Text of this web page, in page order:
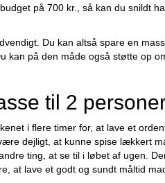
på 700 kr., så kan du snildt
Du kan altså spare en
kan på den måde også støtte op
til 2
i flere timer for, at lave et
dejligt, at kunne spise lækkert
ting, at se til i løbet af ugen.
at lave et godt og sundt måltid